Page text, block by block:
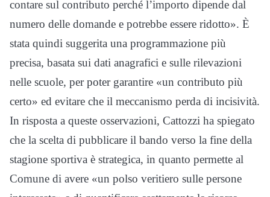
contare sul contributo perché l’importo dipende dal
numero delle domande e potrebbe essere ridotto». È
stata quindi suggerita una programmazione più
precisa, basata sui dati anagrafici e sulle rilevazioni
nelle scuole, per poter garantire «un contributo più
certo» ed evitare che il meccanismo perda di incisività.
In risposta a queste osservazioni, Cattozzi ha spiegato
che la scelta di pubblicare il bando verso la fine della
stagione sportiva è strategica, in quanto permette al
Comune di avere «un polso veritiero sulle persone